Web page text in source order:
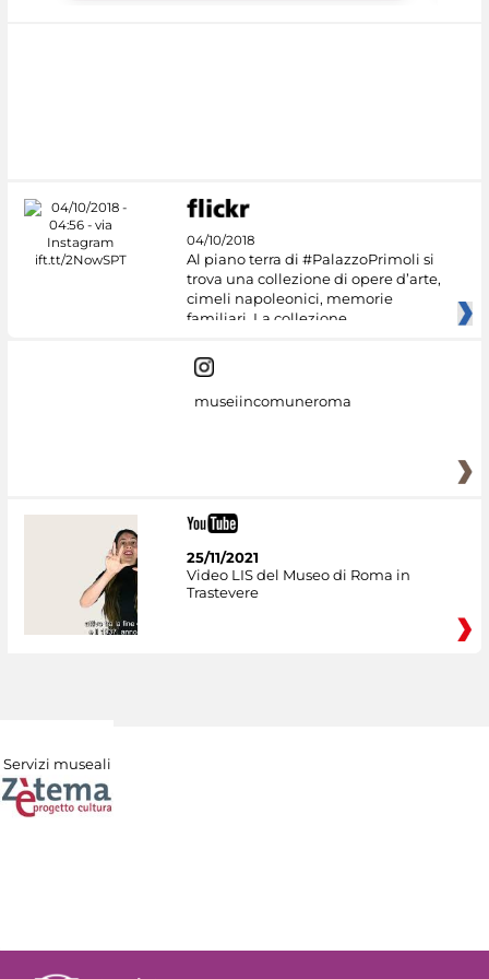
04/10/2018
Al piano terra di #PalazzoPrimoli si
trova una collezione di opere d’arte,
cimeli napoleonici, memorie
familiari. La collezione
museiincomuneroma
25/11/2021
Video LIS del Museo di Roma in
Trastevere
Servizi museali